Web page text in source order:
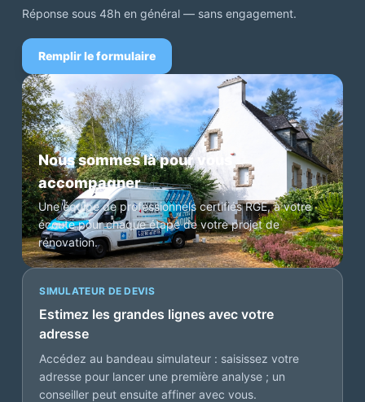
Réponse sous 48h en général — sans engagement.
Remplir le formulaire
Nous sommes là pour vous
accompagner
Une équipe de professionnels certifiés RGE, à votre
écoute pour chaque étape de votre projet de
rénovation.
SIMULATEUR DE DEVIS
Estimez les grandes lignes avec votre
adresse
Accédez au bandeau simulateur : saisissez votre
adresse pour lancer une première analyse ; un
conseiller peut ensuite affiner avec vous.